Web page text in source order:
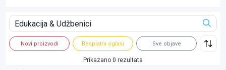
Novi proizvodi Besplatni oglasi Sve objave
Prikazano 0 rezultata